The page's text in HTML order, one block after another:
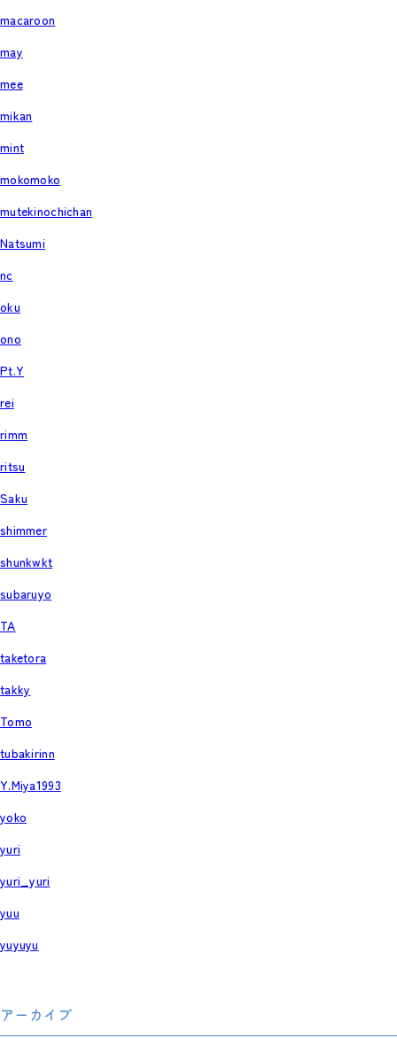
macaroon
may
mee
mikan
mint
mokomoko
mutekinochichan
Natsumi
nc
oku
ono
Pt.Y
rei
rimm
ritsu
Saku
shimmer
shunkwkt
subaruyo
TA
taketora
takky
Tomo
tubakirinn
Y.Miya1993
yoko
yuri
yuri_yuri
yuu
yuyuyu
アーカイブ